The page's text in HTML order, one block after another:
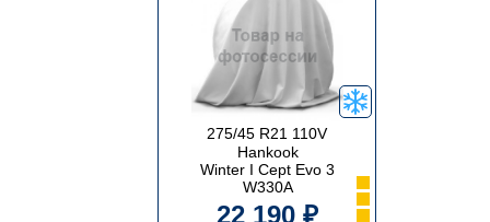
275/45 R21 110V
Hankook
Winter I Cept Evo 3
W330A
22 190 ₽